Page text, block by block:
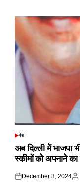
POSTED
देश
अब दिल्ली में भाजपा
स्कीमों को अपनाने का
Posted
December 3, 2024